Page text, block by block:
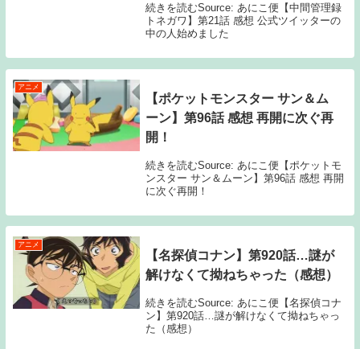
続きを読むSource: あにこ便【中間管理録
トネガワ】第21話 感想 公式ツイッターの
中の人始めました
アニメ
【ポケットモンスター サン＆ム
ーン】第96話 感想 再開に次ぐ再
開！
続きを読むSource: あにこ便【ポケットモ
ンスター サン＆ムーン】第96話 感想 再開
に次ぐ再開！
アニメ
【名探偵コナン】第920話…謎が
解けなくて拗ねちゃった（感想）
続きを読むSource: あにこ便【名探偵コナ
ン】第920話…謎が解けなくて拗ねちゃっ
た（感想）